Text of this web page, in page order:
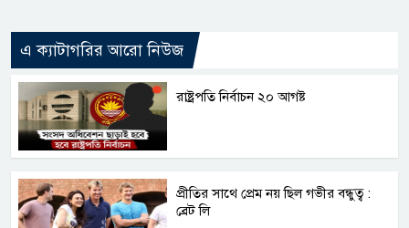
এ ক্যাটাগরির আরো নিউজ
রাষ্ট্রপতি নির্বাচন ২০ আগষ্ট
প্রীতির সাথে প্রেম নয় ছিল গভীর বন্ধুত্ব :
ব্রেট লি